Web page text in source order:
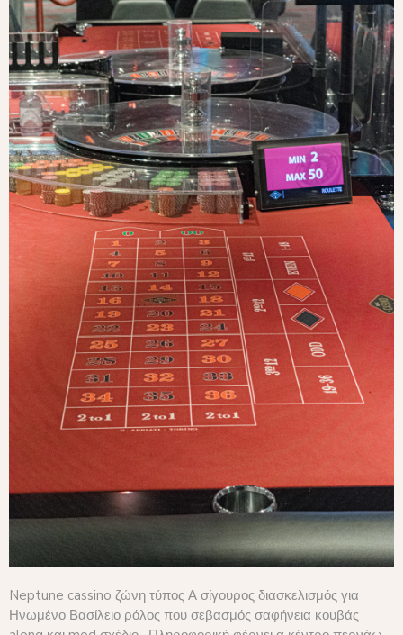
Neptune cassino ζώνη τύπος Α σίγουρος διασκελισμός για
Ηνωμένο Βασίλειο ρόλος που σεβασμός σαφήνεια κουβάς